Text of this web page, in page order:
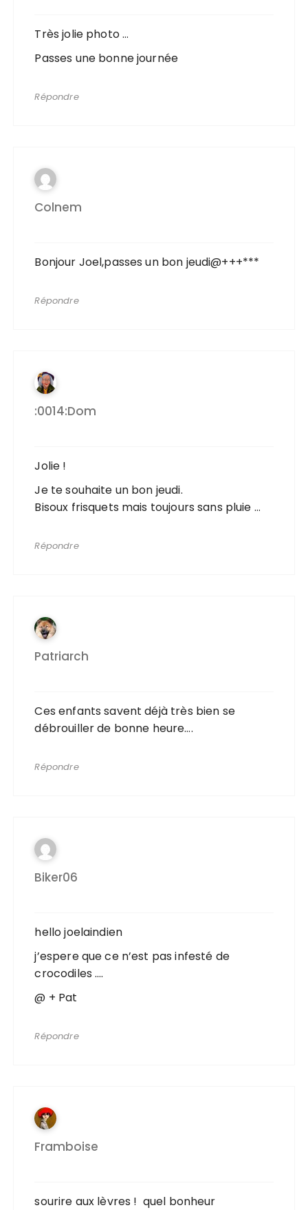
Très jolie photo …
Passes une bonne journée
Répondre
Colnem
Bonjour Joel,passes un bon jeudi@+++***
Répondre
:0014:dom
Jolie !
Je te souhaite un bon jeudi.
Bisoux frisquets mais toujours sans pluie …
Répondre
Patriarch
Ces enfants savent déjà très bien se
débrouiller de bonne heure….
Répondre
Biker06
hello joelaindien
j’espere que ce n’est pas infesté de
crocodiles ….
@ + Pat
Répondre
Framboise
sourire aux lèvres ! quel bonheur